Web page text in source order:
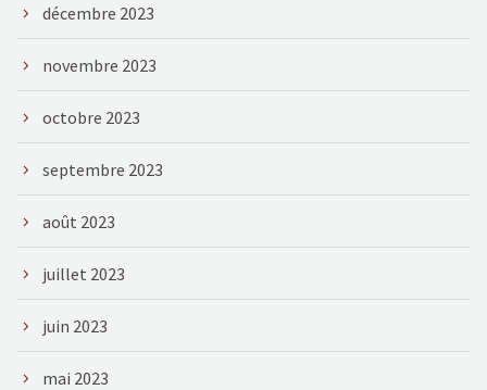
décembre 2023
novembre 2023
octobre 2023
septembre 2023
août 2023
juillet 2023
juin 2023
mai 2023